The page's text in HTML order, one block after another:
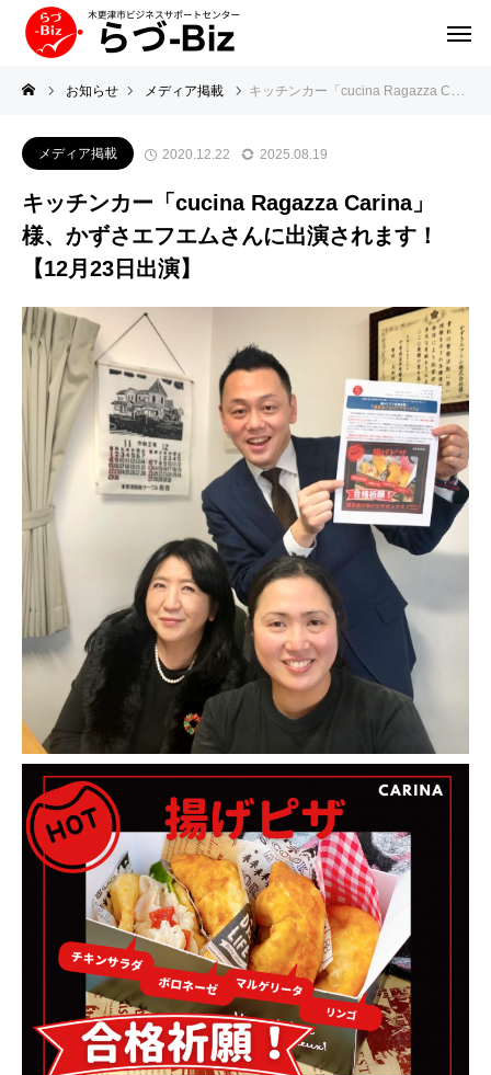
お知らせ メディア掲載 キッチンカー「cucina Ragazza Carina」様、かずさエフエムさんに出演されます！【12月23日出演】
メディア掲載 2020.12.22 2025.08.19
キッチンカー「cucina Ragazza Carina」
様、かずさエフエムさんに出演されます！
【12月23日出演】